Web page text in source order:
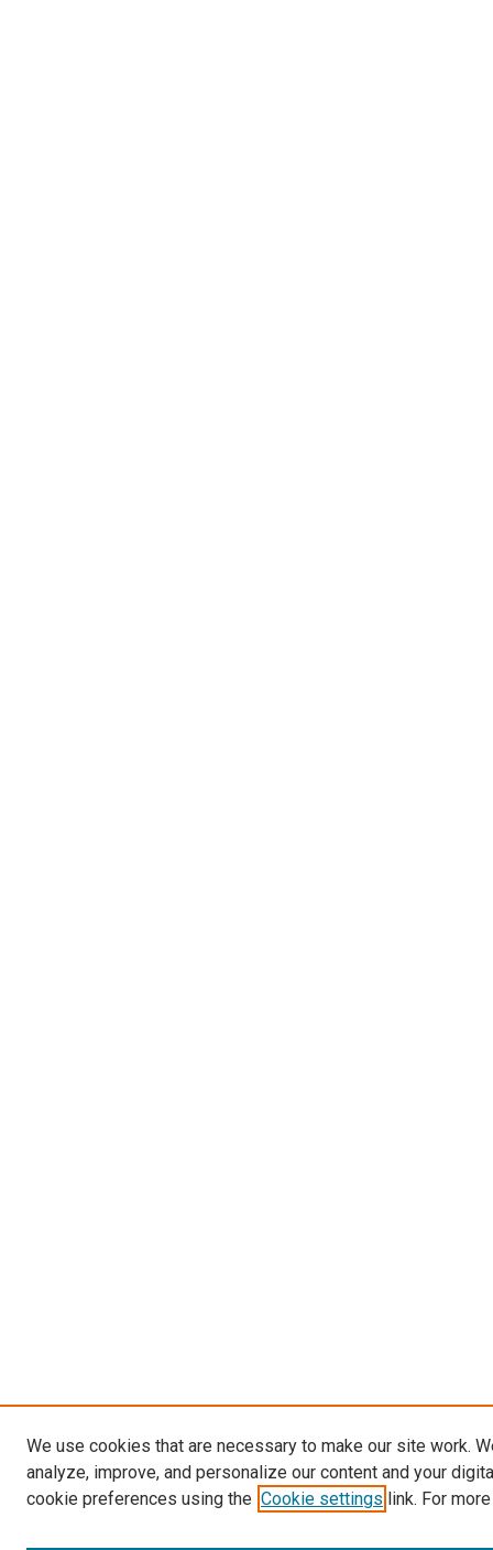
We use cookies that are necessary to make our site work.
analyze, improve, and personalize our content and your
cookie preferences using the Cookie settings link. For